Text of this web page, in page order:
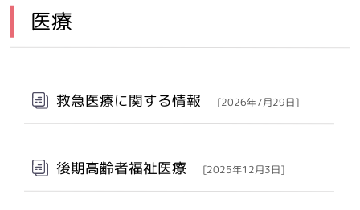
医療
救急医療に関する情報 [2026年7月29日]
後期高齢者福祉医療 [2025年12月3日]